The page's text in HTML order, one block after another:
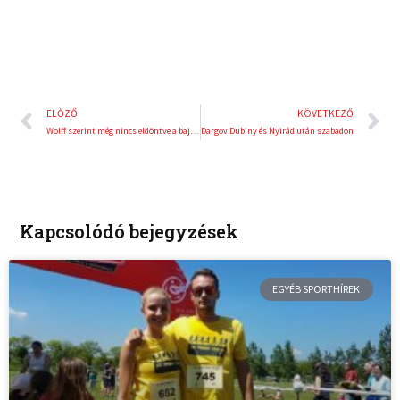
Előző
ELŐZŐ
Wolff szerint még nincs eldöntve a bajnoki cím sorsa
KÖVETKEZŐ
Dargov Dubiny és Nyirád után szabadon
Kapcsolódó bejegyzések
EGYÉB SPORTHÍREK